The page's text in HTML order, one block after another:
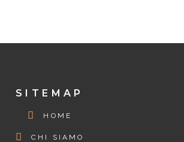
SITEMAP
HOME
CHI SIAMO